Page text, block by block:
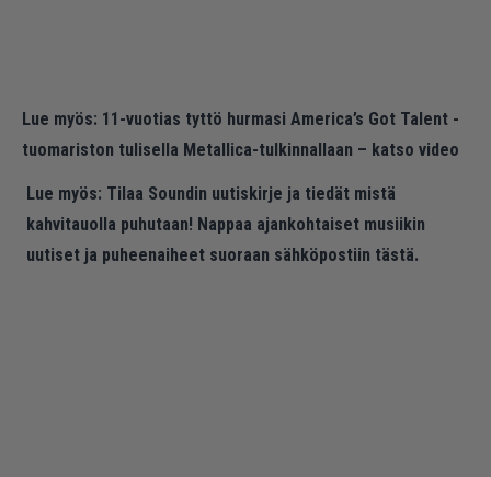
Lue myös: 11-vuotias tyttö hurmasi America’s Got Talent -
tuomariston tulisella Metallica-tulkinnallaan – katso video
Lue myös: Tilaa Soundin uutiskirje ja tiedät mistä
kahvitauolla puhutaan! Nappaa ajankohtaiset musiikin
uutiset ja puheenaiheet suoraan sähköpostiin tästä.